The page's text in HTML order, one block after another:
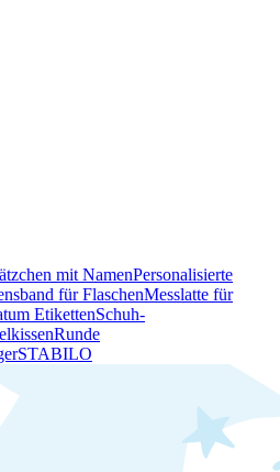
mit NamenPersonalisierte
für FlaschenMesslatte für
EtikettenSchuh-
Runde
STABILO